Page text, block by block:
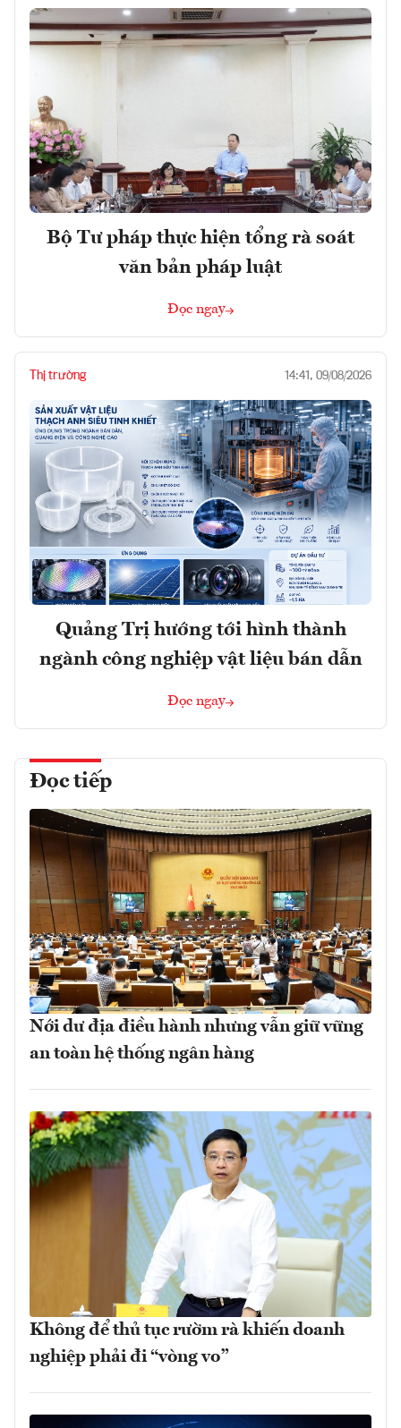
Bộ Tư pháp thực hiện tổng rà soát
văn bản pháp luật
Đọc ngay
Thị trường 14:41, 09/08/2026
Quảng Trị hướng tới hình thành
ngành công nghiệp vật liệu bán dẫn
Đọc ngay
Đọc tiếp
Nới dư địa điều hành nhưng vẫn giữ vững
an toàn hệ thống ngân hàng
Không để thủ tục rườm rà khiến doanh
nghiệp phải đi “vòng vo”